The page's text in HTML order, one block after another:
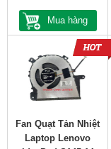
Mua hàng
Fan Quạt Tản Nhiệt
Laptop Lenovo